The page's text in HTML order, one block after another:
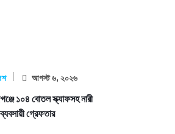
আগস্ট ৬, ২০২৬
১০৪ বোতল স্ক্যাফসহ নারী
গ্রেফতার